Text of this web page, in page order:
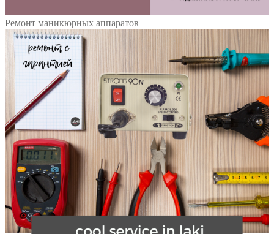
Ремонт маникюрных аппаратов